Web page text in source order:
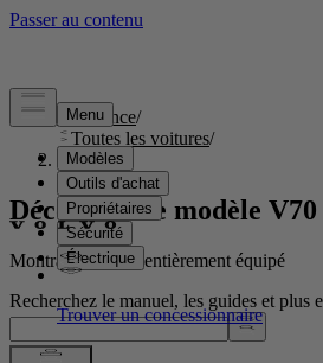
Assistance/
Toutes les voitures/
V70 2016
Découvrez le modèle V70
Montrant un V70 entièrement équipé
Recherchez le manuel, les guides et plus